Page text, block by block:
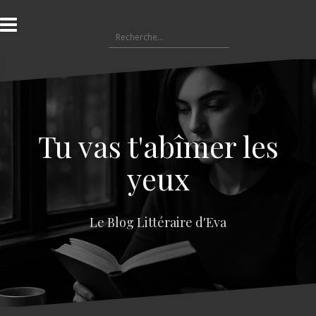
l
a
e
e
Tu vas t'abîmer les
yeux
Le Blog Littéraire d'Eva